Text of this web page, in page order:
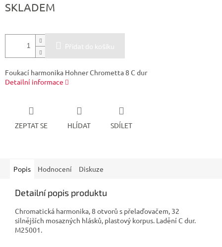
cena:
SKLADEM
Přidat do košíku
Foukací harmonika Hohner Chrometta 8 C dur
Detailní informace
ZEPTAT SE HLÍDAT SDÍLET
Popis Hodnocení Diskuze
Detailní popis produktu
Chromatická harmonika, 8 otvorů s přelaďovačem, 32
silnějších mosazných hlásků, plastový korpus. Ladění C dur.
M25001.